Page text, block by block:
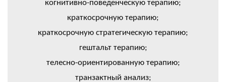
когнитивно-поведенческую терапию;
краткосрочную терапию;
краткосрочную стратегическую терапию;
гештальт терапию;
телесно-ориентированную терапию;
транзактный анализ;